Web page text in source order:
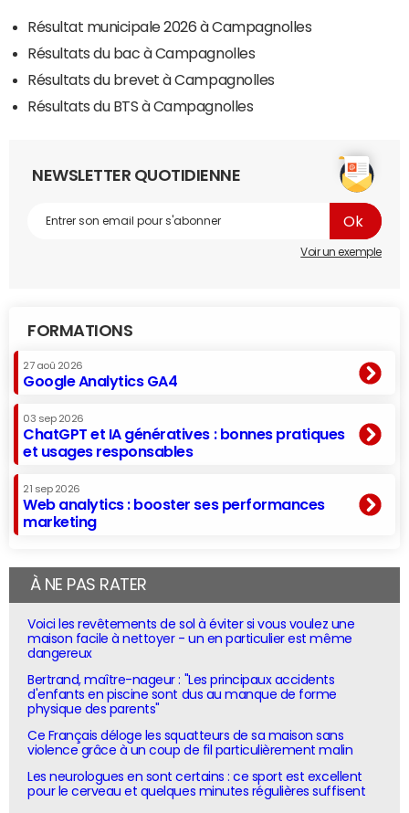
Résultat municipale 2026 à Campagnolles
Résultats du bac à Campagnolles
Résultats du brevet à Campagnolles
Résultats du BTS à Campagnolles
NEWSLETTER QUOTIDIENNE
Voir un exemple
FORMATIONS
27 aoû 2026
Google Analytics GA4
03 sep 2026
ChatGPT et IA génératives : bonnes pratiques
et usages responsables
21 sep 2026
Web analytics : booster ses performances
marketing
À NE PAS RATER
Voici les revêtements de sol à éviter si vous voulez une
maison facile à nettoyer - un en particulier est même
dangereux
Bertrand, maître-nageur : "Les principaux accidents
d'enfants en piscine sont dus au manque de forme
physique des parents"
Ce Français déloge les squatteurs de sa maison sans
violence grâce à un coup de fil particulièrement malin
Les neurologues en sont certains : ce sport est excellent
pour le cerveau et quelques minutes régulières suffisent